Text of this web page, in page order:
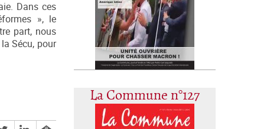
La Commune n°127
Dans ces
», le
part, nous
Sécu, pour